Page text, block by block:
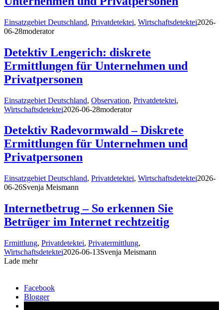
Einsatzgebiet Deutschland, Privatdetektei, Wirtschaftsdetektei2026-
06-28moderator
Detektiv Lengerich: diskrete
Ermittlungen für Unternehmen und
Privatpersonen
Einsatzgebiet Deutschland, Observation, Privatdetektei,
Wirtschaftsdetektei2026-06-28moderator
Detektiv Radevormwald – Diskrete
Ermittlungen für Unternehmen und
Privatpersonen
Einsatzgebiet Deutschland, Privatdetektei, Wirtschaftsdetektei2026-
06-26Svenja Meismann
Internetbetrug – So erkennen Sie
Betrüger im Internet rechtzeitig
Ermittlung, Privatdetektei, Privatermittlung,
Wirtschaftsdetektei2026-06-13Svenja Meismann
Lade mehr
Facebook
Blogger